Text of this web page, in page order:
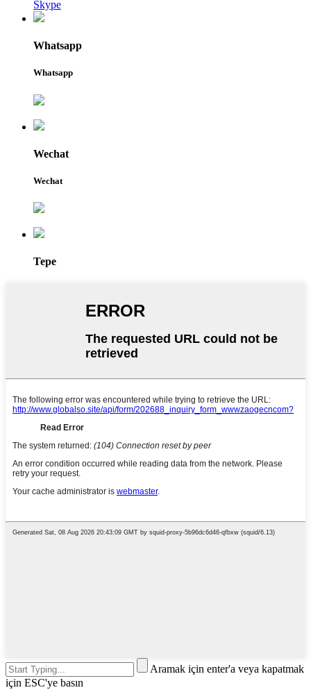
Skype
Whatsapp
Whatsapp
Wechat
Wechat
Tepe
Aramak için enter'a veya kapatmak
için ESC'ye basın